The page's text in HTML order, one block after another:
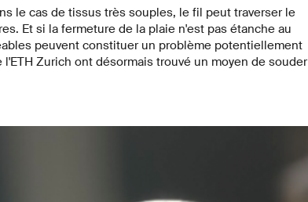
le cas de tissus très souples, le fil peut traverser le
Et si la fermeture de la plaie n'est pas étanche au
peuvent constituer un problème potentiellement
Zurich ont désormais trouvé un moyen de souder